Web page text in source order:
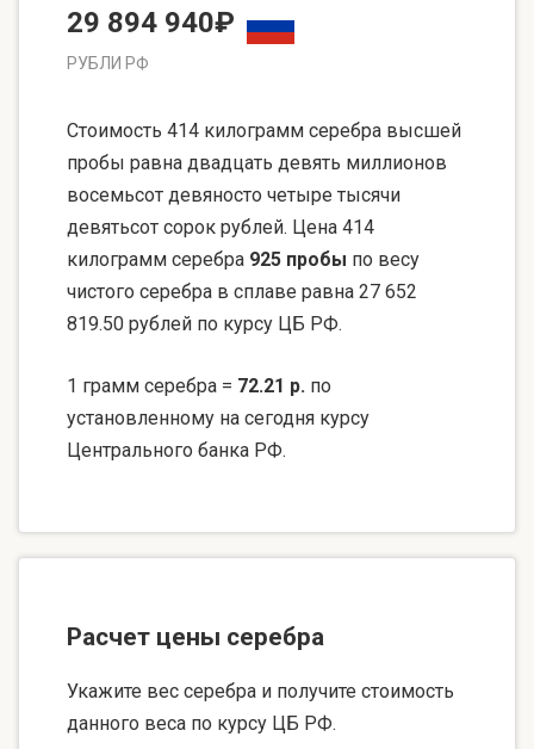
29 894 940₽
РУБЛИ РФ
Стоимость 414 килограмм серебра высшей
пробы равна двадцать девять миллионов
восемьсот девяносто четыре тысячи
девятьсот сорок рублей. Цена 414
килограмм серебра 925 пробы по весу
чистого серебра в сплаве равна 27 652
819.50 рублей по курсу ЦБ РФ.
1 грамм серебра = 72.21 р. по
установленному на сегодня курсу
Центрального банка РФ.
Расчет цены серебра
Укажите вес серебра и получите стоимость
данного веса по курсу ЦБ РФ.